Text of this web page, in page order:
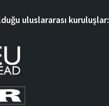
uluslararası kuruluşlar: